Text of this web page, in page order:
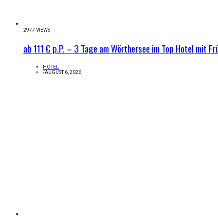
2977 VIEWS
ab 111 € p.P. – 3 Tage am Wörthersee im Top Hotel mit
HOTEL
/AUGUST 6, 2026